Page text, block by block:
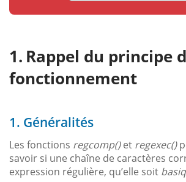
Rappel du principe
fonctionnement
1. Généralités
Les fonctions regcomp()et regexec()
savoir si une chaîne de caractères
expression régulière, qu’elle soit